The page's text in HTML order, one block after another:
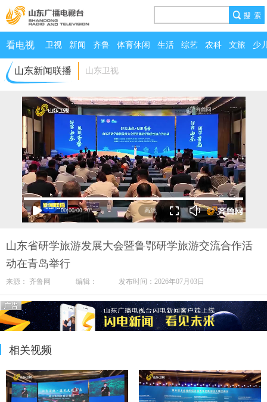
看电视 卫视 新闻 齐鲁 体育休闲 生活 综艺 农科 文旅 少
山东新闻联播 山东卫视
00:00/00:20
山东省研学旅游发展大会暨鲁鄂研学旅游交流合作活
动在青岛举行
来源： 齐鲁网 编辑： 发布时间：2026年07月03日
相关视频